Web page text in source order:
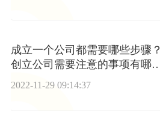
成立一个公司都需要哪些步骤？
创立公司需要注意的事项有哪
2022-11-29 09:14:37